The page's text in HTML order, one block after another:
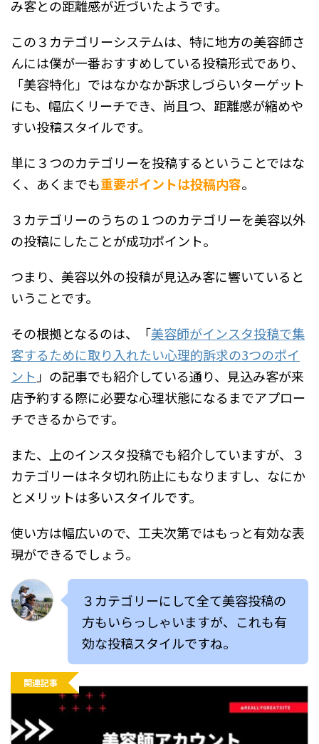
み客との距離感が近づいたようです。
この３カテゴリーシステムは、特に地方の美容師さ
んには僕が一番おすすめしている投稿形式であり、
「美容特化」ではなかなか訴求しづらいターゲット
にも、幅広くリーチでき、尚且つ、距離感が縮めや
すい投稿スタイルです。
単に３つのカテゴリーを投稿するということではな
く、あくまでも重要ポイントは投稿内容。
３カテゴリーのうちの１つのカテゴリーを美容以外
の投稿にしたことが成功ポイント。
つまり、美容以外の投稿が見込み客に響いていると
いうことです。
その根拠となるのは、「美容師がインスタ投稿で集
客するために取り入れたい心理的訴求の3つのポイ
ント 」の記事でも紹介している通り、見込み客が来
店予約する際に必要な心理状態になるまでアプロー
チできるからです。
また、上のインスタ投稿でも紹介していますが、３
カテゴリーはネタ切れ防止にもなりますし、なにか
とメリットは多いスタイルです。
使い方は幅広いので、工夫次第ではもっと有効な表
現ができるでしょう。
３カテゴリーにして全て美容投稿の
方もいらっしゃいますが、これも有
効な投稿スタイルですね。
関連記事